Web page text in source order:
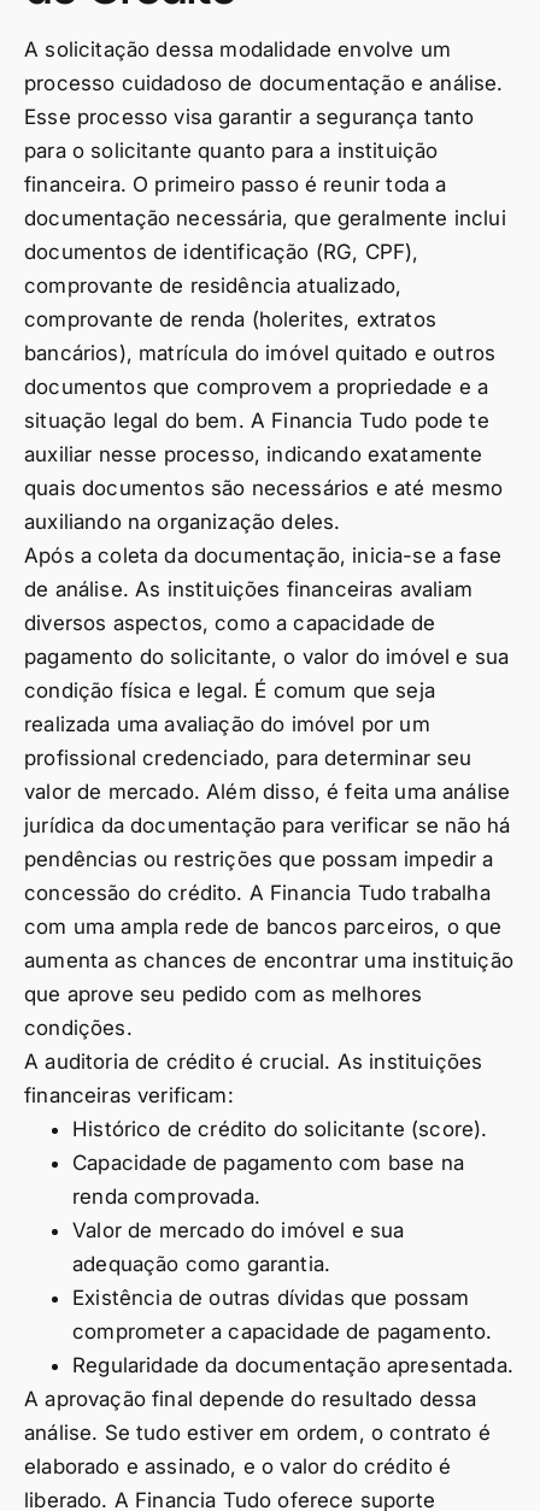
A solicitação dessa modalidade envolve um
processo cuidadoso de documentação e análise.
Esse processo visa garantir a segurança tanto
para o solicitante quanto para a instituição
financeira. O primeiro passo é reunir toda a
documentação necessária, que geralmente inclui
documentos de identificação (RG, CPF),
comprovante de residência atualizado,
comprovante de renda (holerites, extratos
bancários), matrícula do imóvel quitado e outros
documentos que comprovem a propriedade e a
situação legal do bem. A Financia Tudo pode te
auxiliar nesse processo, indicando exatamente
quais documentos são necessários e até mesmo
auxiliando na organização deles.
Após a coleta da documentação, inicia-se a fase
de análise. As instituições financeiras avaliam
diversos aspectos, como a capacidade de
pagamento do solicitante, o valor do imóvel e sua
condição física e legal. É comum que seja
realizada uma avaliação do imóvel por um
profissional credenciado, para determinar seu
valor de mercado. Além disso, é feita uma análise
jurídica da documentação para verificar se não há
pendências ou restrições que possam impedir a
concessão do crédito. A Financia Tudo trabalha
com uma ampla rede de bancos parceiros, o que
aumenta as chances de encontrar uma instituição
que aprove seu pedido com as melhores
condições.
A auditoria de crédito é crucial. As instituições
financeiras verificam:
Histórico de crédito do solicitante (score).
Capacidade de pagamento com base na
renda comprovada.
Valor de mercado do imóvel e sua
adequação como garantia.
Existência de outras dívidas que possam
comprometer a capacidade de pagamento.
Regularidade da documentação apresentada.
A aprovação final depende do resultado dessa
análise. Se tudo estiver em ordem, o contrato é
elaborado e assinado, e o valor do crédito é
liberado. A Financia Tudo oferece suporte